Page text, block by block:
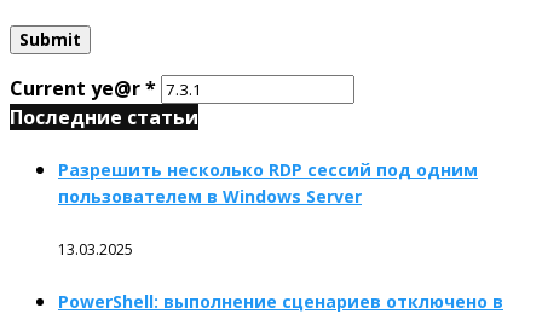
Current ye@r*
Последние статьи
Разрешить несколько RDP сессий под одним
пользователем в Windows Server
13.03.2025
PowerShell: выполнение сценариев отключено в